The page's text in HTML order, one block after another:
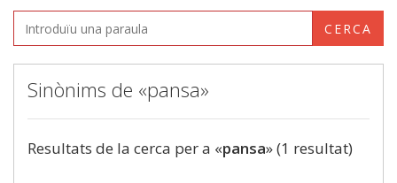
CERCA
Sinònims de «pansa»
Resultats de la cerca per a «pansa» (1 resultat)